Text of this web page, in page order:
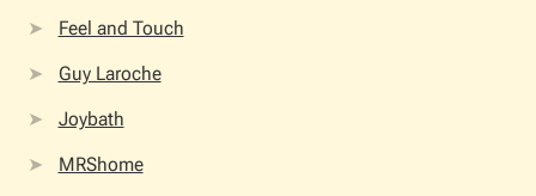
Feel and Touch
Guy Laroche
Joybath
MRShome